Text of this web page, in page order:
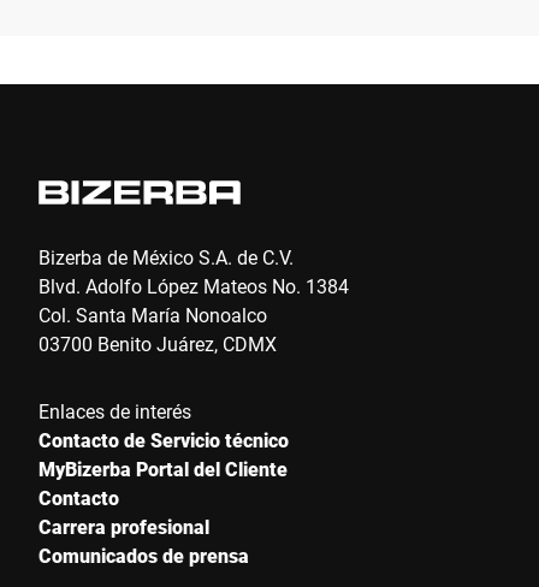
Calle *
Código postal *
Ciudad *
Bizerba de México S.A. de C.V.
Blvd. Adolfo López Mateos No. 1384
Col. Santa María Nonoalco
03700 Benito Juárez, CDMX
Enlaces de interés
Contacto de Servicio técnico
MyBizerba Portal del Cliente
Contacto
Carrera profesional
Comunicados de prensa